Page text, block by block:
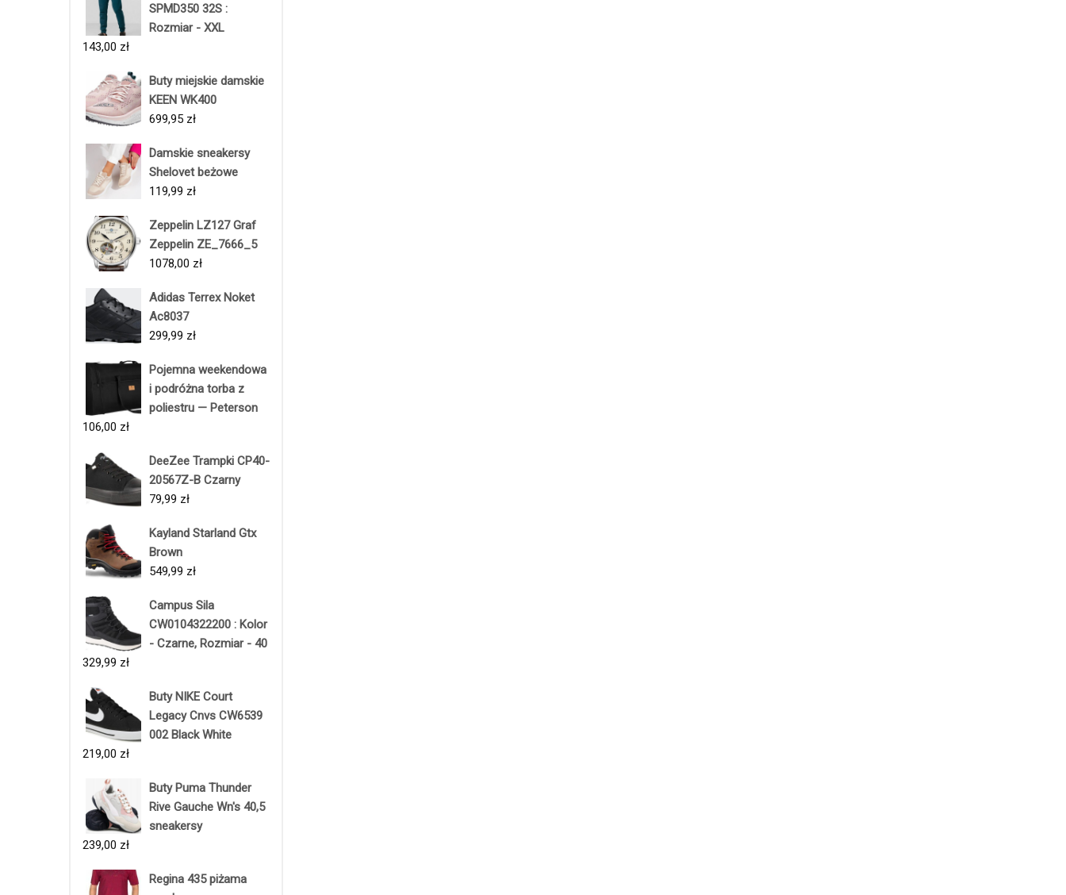
SPMD350 32S :
Rozmiar - XXL
143,00 zł
Buty miejskie damskie
KEEN WK400
699,95 zł
Damskie sneakersy
Shelovet beżowe
119,99 zł
Zeppelin LZ127 Graf
Zeppelin ZE_7666_5
1078,00 zł
Adidas Terrex Noket
Ac8037
299,99 zł
Pojemna weekendowa
i podróżna torba z
poliestru — Peterson
106,00 zł
DeeZee Trampki CP40-
20567Z-B Czarny
79,99 zł
Kayland Starland Gtx
Brown
549,99 zł
Campus Sila
CW0104322200 : Kolor
- Czarne, Rozmiar - 40
329,99 zł
Buty NIKE Court
Legacy Cnvs CW6539
002 Black White
219,00 zł
Buty Puma Thunder
Rive Gauche Wn's 40,5
sneakersy
239,00 zł
Regina 435 piżama